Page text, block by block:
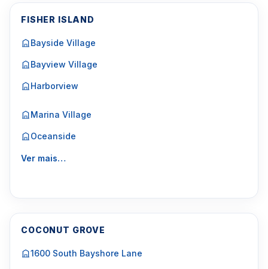
FISHER ISLAND
Bayside Village
Bayview Village
Harborview
Marina Village
Oceanside
Ver mais…
COCONUT GROVE
1600 South Bayshore Lane